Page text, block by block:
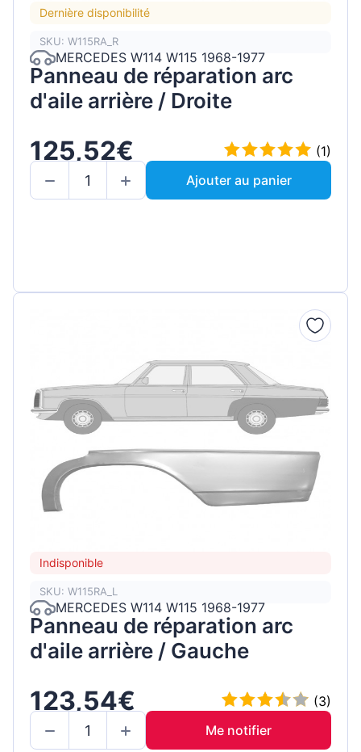
Dernière disponibilité
SKU: W115RA_R
MERCEDES W114 W115 1968-1977
Panneau de réparation arc
d'aile arrière / Droite
125,52€
(1)
Ajouter au panier
Indisponible
SKU: W115RA_L
MERCEDES W114 W115 1968-1977
Panneau de réparation arc
d'aile arrière / Gauche
123,54€
(3)
Me notifier